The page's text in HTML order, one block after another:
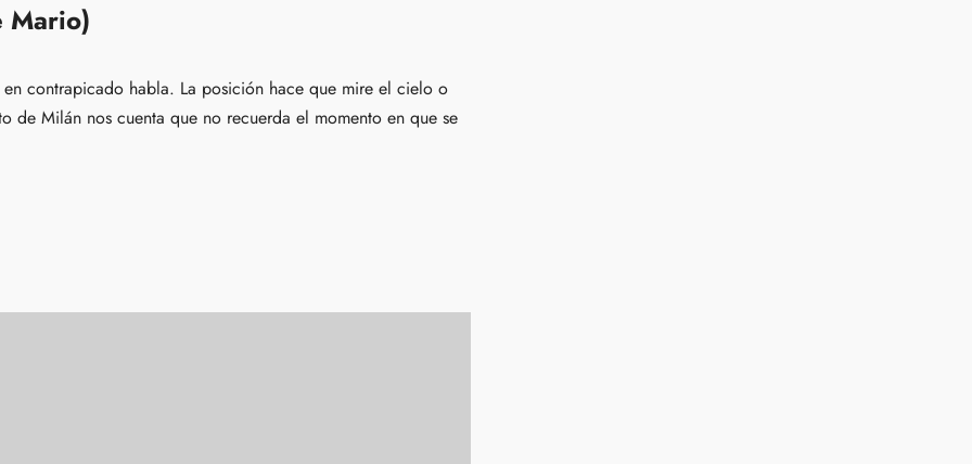
Mario)
contrapicado habla. La posición hace que mire el cielo o
de Milán nos cuenta que no recuerda el momento en que se